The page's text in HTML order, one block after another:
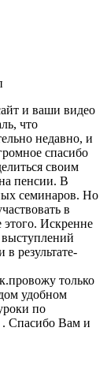
и ваши видео
что
недавно, и
спасибо
своим
пенсии. В
семинаров. Но
в
Искренне
результате-
только
удобном
по
. Спасибо Вам и